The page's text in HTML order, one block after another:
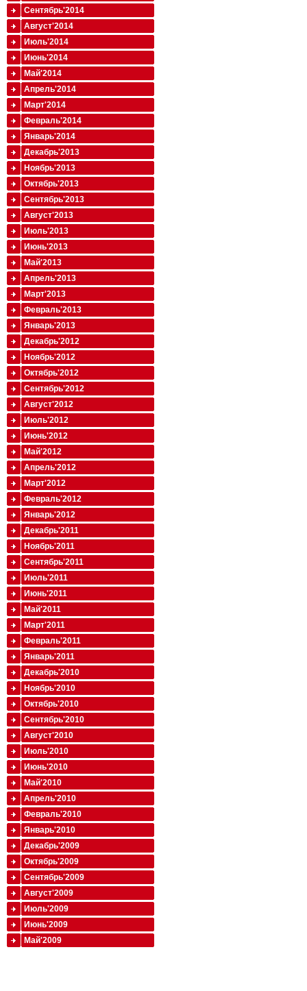
Сентябрь'2014
Август'2014
Июль'2014
Июнь'2014
Май'2014
Апрель'2014
Март'2014
Февраль'2014
Январь'2014
Декабрь'2013
Ноябрь'2013
Октябрь'2013
Сентябрь'2013
Август'2013
Июль'2013
Июнь'2013
Май'2013
Апрель'2013
Март'2013
Февраль'2013
Январь'2013
Декабрь'2012
Ноябрь'2012
Октябрь'2012
Сентябрь'2012
Август'2012
Июль'2012
Июнь'2012
Май'2012
Апрель'2012
Март'2012
Февраль'2012
Январь'2012
Декабрь'2011
Ноябрь'2011
Сентябрь'2011
Июль'2011
Июнь'2011
Май'2011
Март'2011
Февраль'2011
Январь'2011
Декабрь'2010
Ноябрь'2010
Октябрь'2010
Сентябрь'2010
Август'2010
Июль'2010
Июнь'2010
Май'2010
Апрель'2010
Февраль'2010
Январь'2010
Декабрь'2009
Октябрь'2009
Сентябрь'2009
Август'2009
Июль'2009
Июнь'2009
Май'2009